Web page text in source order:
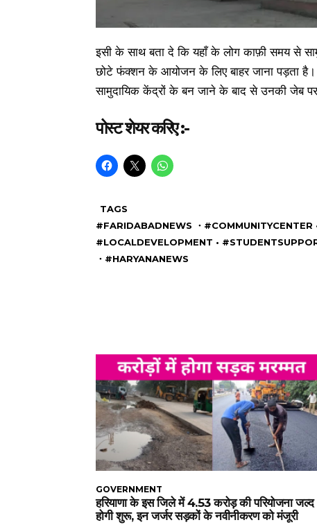
इसी के साथ बता दे कि यहाँ के लोग काफ़ी समय से
छोटे फंक्शन के आयोजन के लिए बाहर जाना पड़ता
सामुदायिक केंद्रों के बन जाने के बाद से उनकी जेब
पोस्ट शेयर करिए :-
TAGS
#FARIDABADNEWS ・
#LOCALDEVELOPMENT •
・#HARYANANEWS
GOVERNMENT
हरियाणा के इस जिले में 4.53 करोड़ की परियोजना जल्द
होगी शुरू, इन जर्जर सड़कों के नवीनीकरण को मंजूरी